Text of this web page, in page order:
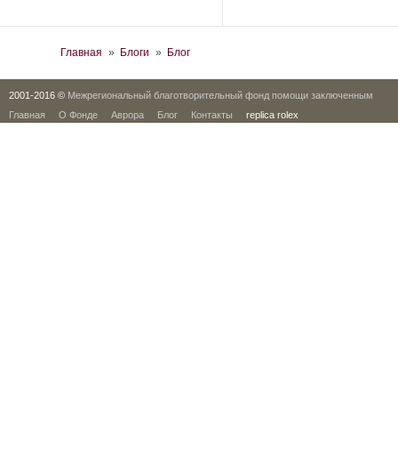
Главная » Блоги » Блог
2001-2016 © Межрегиональный благотворительный фонд помощи заключенным
Главная
О Фонде Аврора Блог Контакты replica rolex